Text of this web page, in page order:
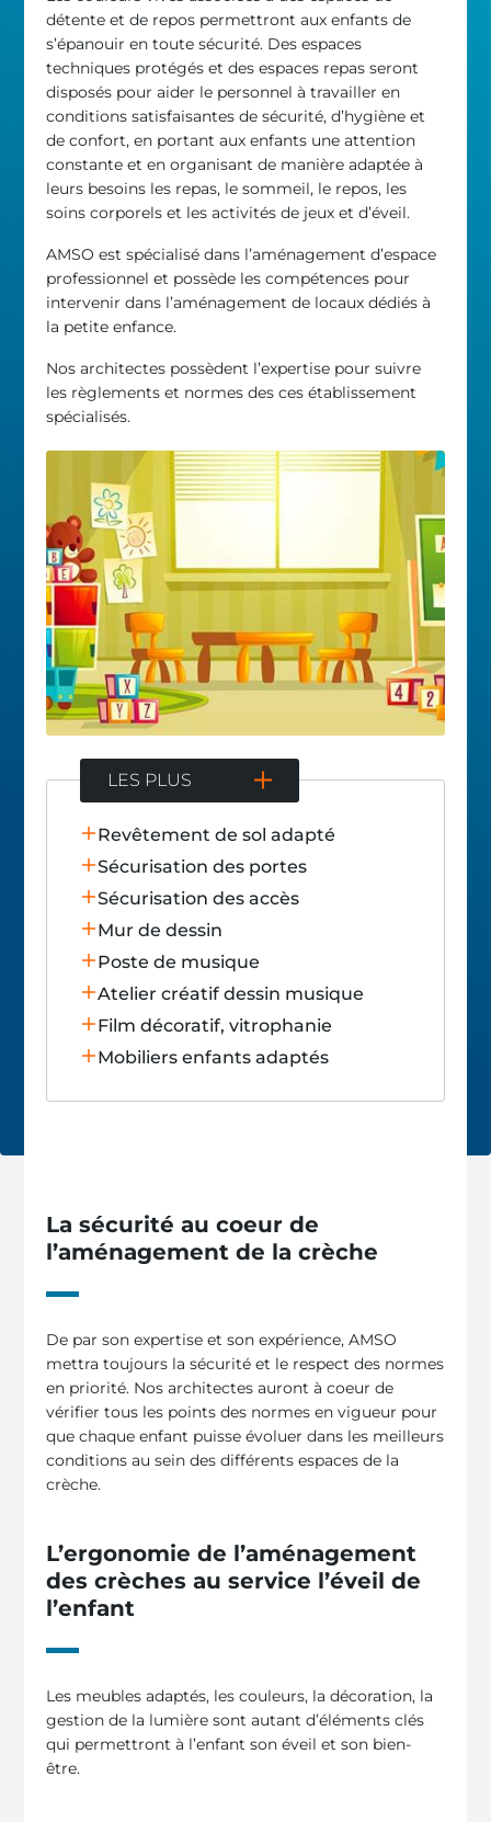
détente et de repos permettront aux enfants de
s’épanouir en toute sécurité. Des espaces
techniques protégés et des espaces repas seront
disposés pour aider le personnel à travailler en
conditions satisfaisantes de sécurité, d’hygiène et
de confort, en portant aux enfants une attention
constante et en organisant de manière adaptée à
leurs besoins les repas, le sommeil, le repos, les
soins corporels et les activités de jeux et d’éveil.
AMSO est spécialisé dans l’aménagement d’espace
professionnel et possède les compétences pour
intervenir dans l’aménagement de locaux dédiés à
la petite enfance.
Nos architectes possèdent l’expertise pour suivre
les règlements et normes des ces établissement
spécialisés.
LES PLUS
Revêtement de sol adapté
Sécurisation des portes
Sécurisation des accès
Mur de dessin
Poste de musique
Atelier créatif dessin musique
Film décoratif, vitrophanie
Mobiliers enfants adaptés
La sécurité au coeur de
l’aménagement de la crèche
De par son expertise et son expérience, AMSO
mettra toujours la sécurité et le respect des normes
en priorité. Nos architectes auront à coeur de
vérifier tous les points des normes en vigueur pour
que chaque enfant puisse évoluer dans les meilleurs
conditions au sein des différents espaces de la
crèche.
L’ergonomie de l’aménagement
des crèches au service l’éveil de
l’enfant
Les meubles adaptés, les couleurs, la décoration, la
gestion de la lumière sont autant d’éléments clés
qui permettront à l’enfant son éveil et son bien-
être.